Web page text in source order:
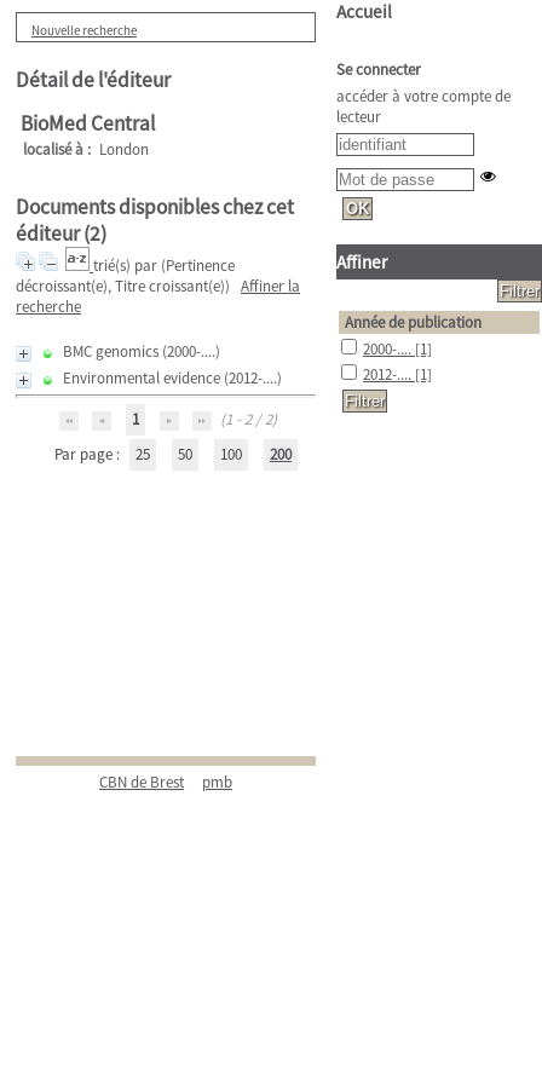
Nouvelle recherche
Détail de l'éditeur
BioMed Central
localisé à : London
Documents disponibles chez cet
éditeur (2)
trié(s) par (Pertinence
décroissant(e), Titre croissant(e)) Affiner la
recherche
BMC genomics (2000-....)
Environmental evidence (2012-....)
1
(1 - 2 / 2)
Par page :
25 50 100 200
CBN de Brest pmb
Accueil
Se connecter
accéder à votre compte de
lecteur
Affiner
Année de publication
2000-.... [1]
2012-.... [1]